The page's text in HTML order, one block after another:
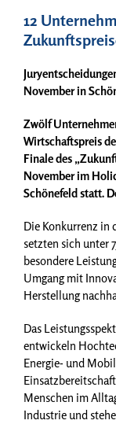
12
November in
Zwölf
Wirtschaftspreis
Finale des
November im
Schönefeld statt.
Die Konkurrenz in
setzten sich unter
besondere
Umgang mit
Herstellung
Das
entwickeln
Energie- und
Menschen im
Industrie und